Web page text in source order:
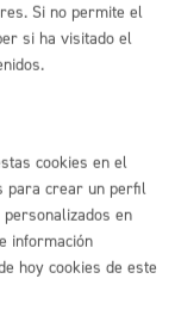
Si no permite el
si ha visitado el
cookies en el
para crear un perfil
en
información
hoy cookies de este